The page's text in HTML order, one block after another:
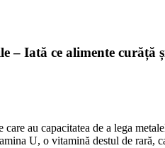
– Iată ce alimente
au capacitatea de a lega
U, o vitamină destul de rară,